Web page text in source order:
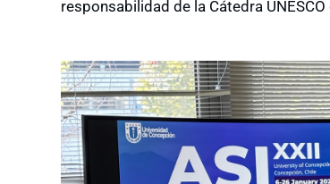
responsabilidad de la Cátedra